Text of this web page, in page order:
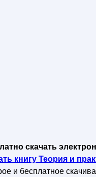
скачать
книгу Теория и
и бесплатное